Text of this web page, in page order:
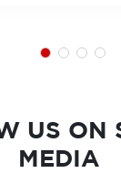
US ON
MEDIA